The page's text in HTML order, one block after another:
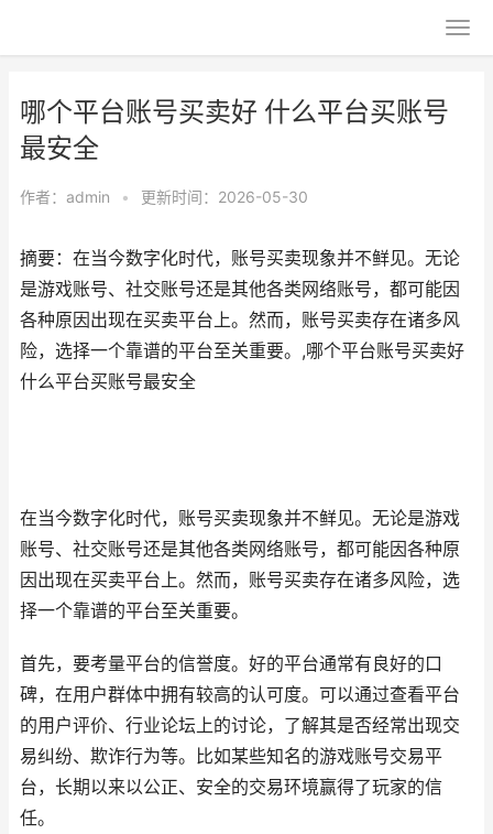
哪个平台账号买卖好 什么平台买账号
最安全
作者： admin • 更新时间：2026-05-30
摘要：在当今数字化时代，账号买卖现象并不鲜见。无论
是游戏账号、社交账号还是其他各类网络账号，都可能因
各种原因出现在买卖平台上。然而，账号买卖存在诸多风
险，选择一个靠谱的平台至关重要。,哪个平台账号买卖好
什么平台买账号最安全
在当今数字化时代，账号买卖现象并不鲜见。无论是游戏
账号、社交账号还是其他各类网络账号，都可能因各种原
因出现在买卖平台上。然而，账号买卖存在诸多风险，选
择一个靠谱的平台至关重要。
首先，要考量平台的信誉度。好的平台通常有良好的口
碑，在用户群体中拥有较高的认可度。可以通过查看平台
的用户评价、行业论坛上的讨论，了解其是否经常出现交
易纠纷、欺诈行为等。比如某些知名的游戏账号交易平
台，长期以来以公正、安全的交易环境赢得了玩家的信
任。